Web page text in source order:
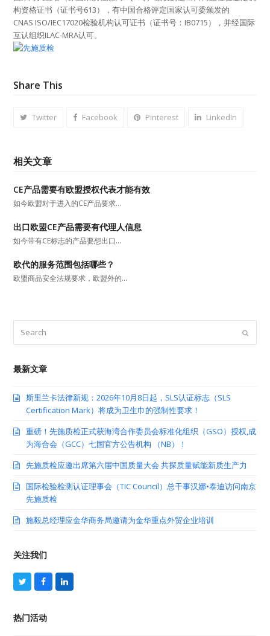
构资格证书（证书号613），有中国合格评定国家认可委颁发的
CNAS ISO/IEC17020检验机构认可证书（证书号：IB0715），并经国际
互认组织ILAC-MRA认可。
Share This
Twitter Facebook Pinterest LinkedIn
相关文章
CE产品需要有欧盟授权代表才能有效
如今欧盟对于进入的CE产品要求…
出口欧盟CE产品需要有代理人信息
如今带有CE标志的产品要想出口…
欧代的服务范围包括哪些？
欧盟商品安全法规要求，欧盟外的…
最新文章
斯里兰卡法律新规：2026年10月8日起，SLS认证标志（SLS
Certification Mark）将成为卫生巾的强制性要求！
重磅！先施质检正式获海湾合作委员会标准化组织（GSO）授权,成
为海合会（GCC）七国官方公告机构 （NB）！
先施质检应邀出席第六届中国质量大会 共探质量赋能新质生产力
国际检验检测认证理事会（TIC Council）总干事汉娜•泰迪访问南京
先施质检
施毅总经理应金华商务局邀请为金华重点外贸企业培训
关注我们
T
w
t
t
F
a
b
L
i
热门活动